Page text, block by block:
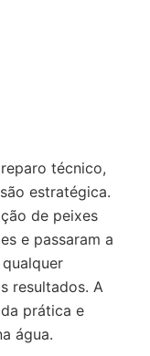
técnico,
estratégica.
de peixes
e passaram a
resultados. A
prática e
água.